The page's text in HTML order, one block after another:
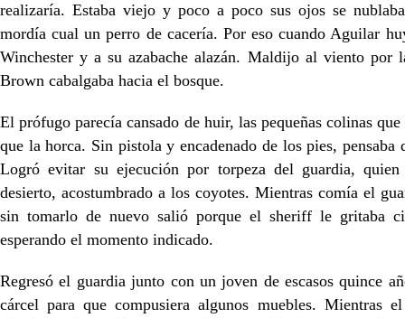
realizaría. Estaba viejo y poco a poco sus ojos se
mordía cual un perro de cacería. Por eso cuando Aguilar
Winchester y a su azabache alazán. Maldijo al viento por
Brown cabalgaba hacia el bosque.
El prófugo parecía cansado de huir, las pequeñas colinas
que la horca. Sin pistola y encadenado de los pies,
Logró evitar su ejecución por torpeza del guardia,
desierto, acostumbrado a los coyotes. Mientras comía el
sin tomarlo de nuevo salió porque el sheriff le gritaba
esperando el momento indicado.
Regresó el guardia junto con un joven de escasos quince
cárcel para que compusiera algunos muebles. Mientras